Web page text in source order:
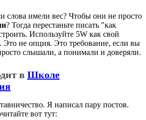
слова имели вес? Чтобы они не просто
? Тогда перестаньте писать "как
Используйте 5W как свой
Это не опция. Это требование, если вы
слышали, а понимали и доверяли.
в Школе
Я написал пару постов.
вот тут: